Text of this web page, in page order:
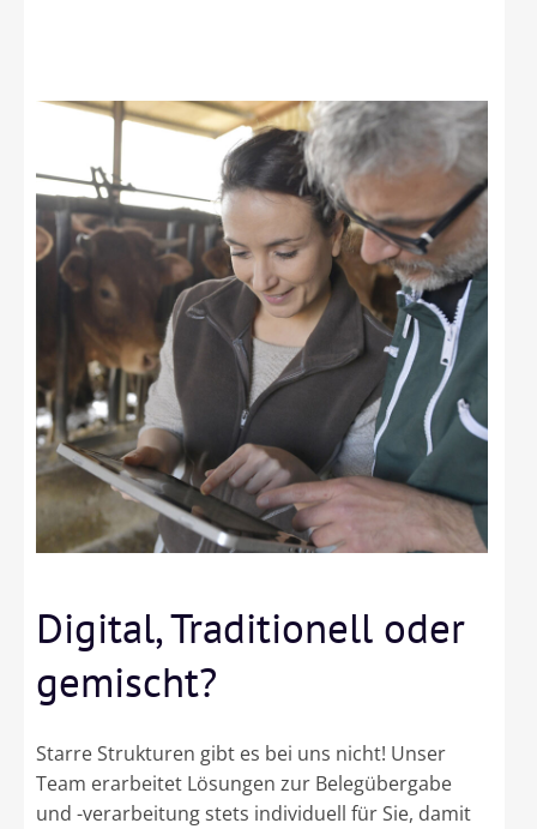
Digital, Traditionell oder
gemischt?
Starre Strukturen gibt es bei uns nicht! Unser
Team erarbeitet Lösungen zur Belegübergabe
und -verarbeitung stets individuell für Sie, damit